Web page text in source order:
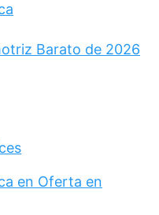
Barato de 2026
en Oferta en